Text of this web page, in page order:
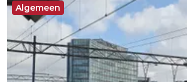
Algemeen